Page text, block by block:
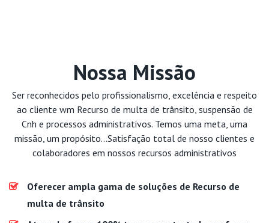
Nossa Missão
Ser reconhecidos pelo profissionalismo, excelência e respeito
ao cliente wm Recurso de multa de trânsito, suspensão de
Cnh e processos administrativos. Temos uma meta, uma
missão, um propósito...Satisfação total de nosso clientes e
colaboradores em nossos recursos administrativos
Oferecer ampla gama de soluções de Recurso de
multa de trânsito